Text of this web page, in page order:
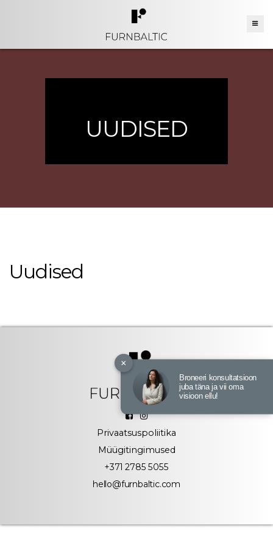
UUDISED
Uudised
×
Broneeri konsultatsioon
juba täna ja vii oma
visioon ellu!
Privaatsuspoliitika
Müügitingimused
+371 2785 5055
hello@furnbaltic.com